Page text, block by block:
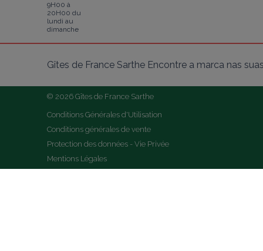
9H00 à
20H00 du
lundi au
dimanche
Gîtes de France Sarthe Encontre a marca nas
© 2026 Gîtes de France Sarthe
Conditions Générales d'Utilisation
Conditions générales de vente
Protection des données - Vie Privée
Mentions Légales